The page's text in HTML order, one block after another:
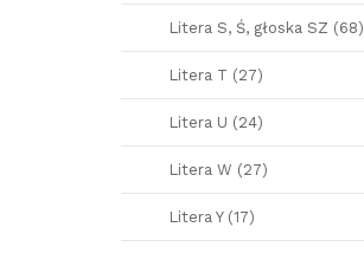
Litera S, Ś, głoska SZ (68)
Litera T (27)
Litera U (24)
Litera W (27)
Litera Y (17)